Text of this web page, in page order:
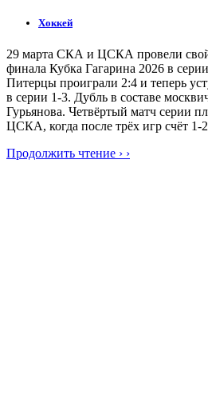
Хоккей
29 марта СКА и ЦСКА провели
финала Кубка Гагарина 2026 в
Питерцы проиграли 2:4 и теперь
в серии 1-3. Дубль в составе
Гурьянова. Четвёртый матч серии
ЦСКА, когда после трёх игр счёт
Продолжить чтение › ›